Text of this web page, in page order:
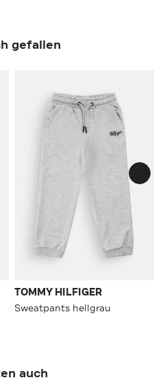
gefallen
TOMMY HILFIGER
Sweatpants hellgrau
auch